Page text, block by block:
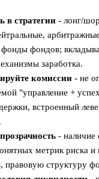
в стратегии - лонг/
фондов;
заработка.
комиссии - не
"управление +
встроенный
- наличие
метрик риска и
правовую структуру